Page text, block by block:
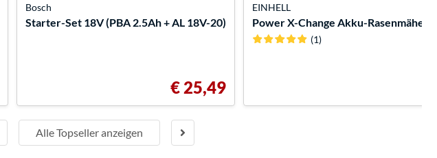
Alle Topseller anzeigen
Bosch
Starter-Set 18V (PBA 2.5Ah + AL 18V-20)
€ 25,49
EINHELL
Power X-Change Akku-Rasenmäher
(1)